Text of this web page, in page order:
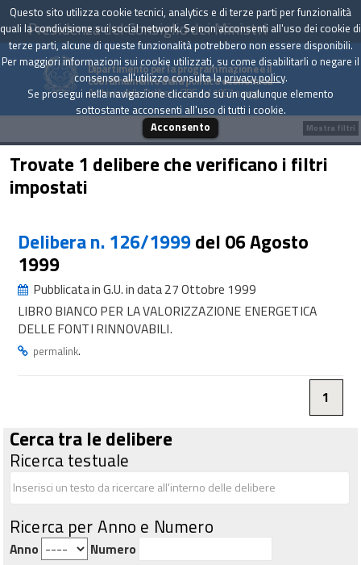
Presidenza del Consiglio dei Ministri
Dipartimento per la programmazione e il
coordinamento della politica economica
Archivio delle Delibere CIPE dal 1967 a oggi
Trovate 1 delibere che verificano i filtri
impostati
Delibera n. 126/1999del 06 Agosto
1999
Pubblicata in G.U. in data 27 Ottobre 1999
LIBRO BIANCO PER LA VALORIZZAZIONE ENERGETICA
DELLE FONTI RINNOVABILI.
permalink.
1
Cerca tra le delibere
Ricerca testuale
Ricerca per Anno e Numero
Anno Numero
Mostra filtri
Questo sito utilizza cookie tecnici, analytics e di terze parti per funzionalità
quali la condivisione sui social network. Se non acconsenti all'uso dei cookie di
terze parti, alcune di queste funzionalità potrebbero non essere disponibili.
Per maggiori informazioni sui cookie utilizzati, su come disabilitarli o negare il
consenso all'utilizzo consulta laprivacy policy.
Se prosegui nella navigazione cliccando su un qualunque elemento
sottostante acconsenti all'uso di tutti i cookie.
Acconsento